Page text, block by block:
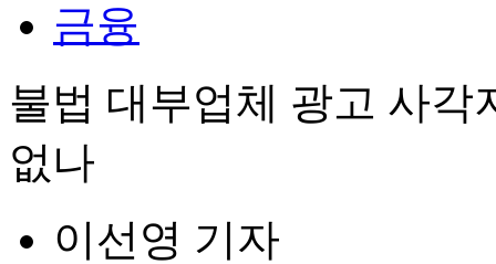
금융
불법 대부업체 광고 사
없나
이선영 기자